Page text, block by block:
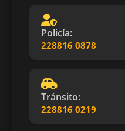
Policía:
228816 0878
Tránsito:
228816 0219